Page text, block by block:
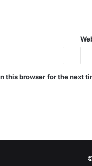
this browser for the next